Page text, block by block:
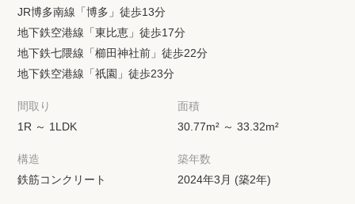
JR博多南線「博多」徒歩13分
地下鉄空港線「東比恵」徒歩17分
地下鉄七隈線「櫛田神社前」徒歩22分
地下鉄空港線「祇園」徒歩23分
間取り
1R ～ 1LDK
面積
30.77m² ～ 33.32m²
構造
鉄筋コンクリート
築年数
2024年3月 (築2年)